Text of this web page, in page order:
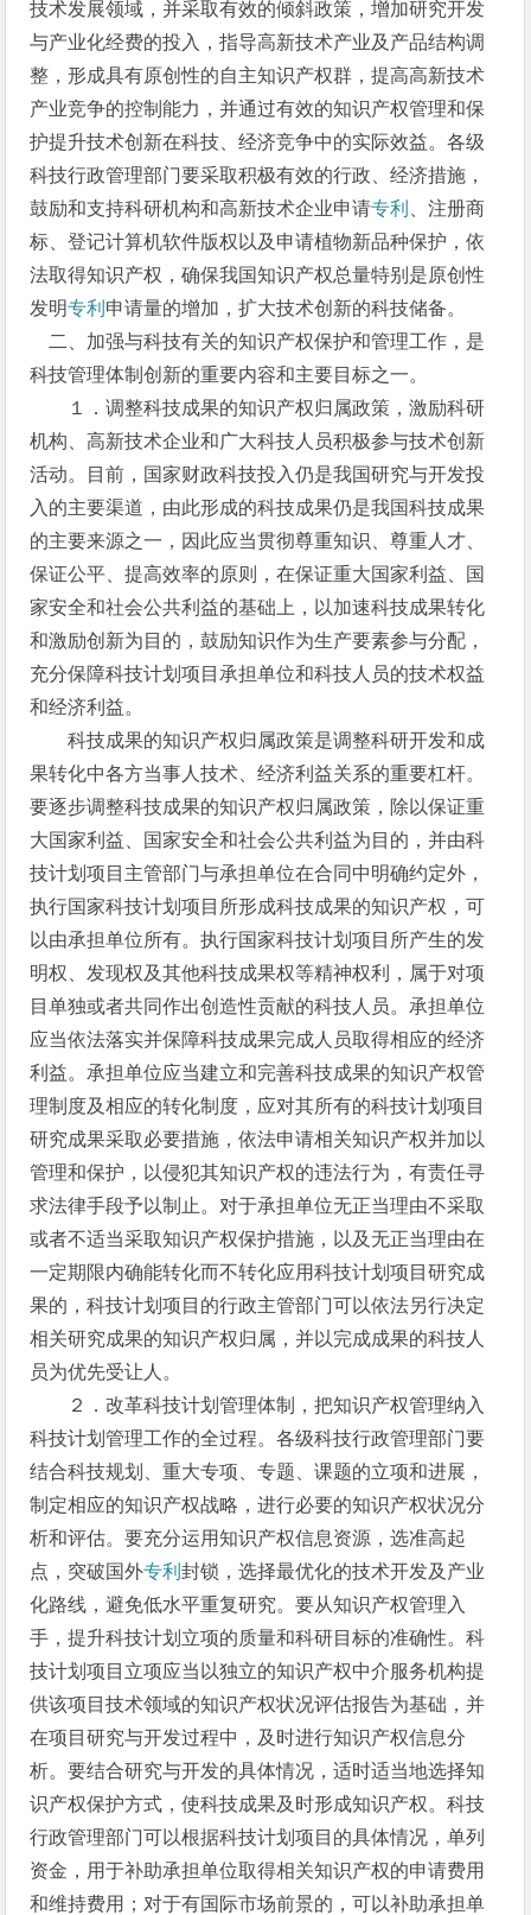
技术发展领域，并采取有效的倾斜政策，增加研究开发
与产业化经费的投入，指导高新技术产业及产品结构调
整，形成具有原创性的自主知识产权群，提高高新技术
产业竞争的控制能力，并通过有效的知识产权管理和保
护提升技术创新在科技、经济竞争中的实际效益。各级
科技行政管理部门要采取积极有效的行政、经济措施，
鼓励和支持科研机构和高新技术企业申请专利
、注册商
标、登记计算机软件版权以及申请植物新品种保护，依
法取得知识产权，确保我国知识产权总量特别是原创性
发明专利 申请量的增加，扩大技术创新的科技储备。
二、加强与科技有关的知识产权保护和管理工作，是
科技管理体制创新的重要内容和主要目标之一。
１．调整科技成果的知识产权归属政策，激励科研
机构、高新技术企业和广大科技人员积极参与技术创新
活动。目前，国家财政科技投入仍是我国研究与开发投
入的主要渠道，由此形成的科技成果仍是我国科技成果
的主要来源之一，因此应当贯彻尊重知识、尊重人才、
保证公平、提高效率的原则，在保证重大国家利益、国
家安全和社会公共利益的基础上，以加速科技成果转化
和激励创新为目的，鼓励知识作为生产要素参与分配，
充分保障科技计划项目承担单位和科技人员的技术权益
和经济利益。
科技成果的知识产权归属政策是调整科研开发和成
果转化中各方当事人技术、经济利益关系的重要杠杆。
要逐步调整科技成果的知识产权归属政策，除以保证重
大国家利益、国家安全和社会公共利益为目的，并由科
技计划项目主管部门与承担单位在合同中明确约定外，
执行国家科技计划项目所形成科技成果的知识产权，可
以由承担单位所有。执行国家科技计划项目所产生的发
明权、发现权及其他科技成果权等精神权利，属于对项
目单独或者共同作出创造性贡献的科技人员。承担单位
应当依法落实并保障科技成果完成人员取得相应的经济
利益。承担单位应当建立和完善科技成果的知识产权管
理制度及相应的转化制度，应对其所有的科技计划项目
研究成果采取必要措施，依法申请相关知识产权并加以
管理和保护，以侵犯其知识产权的违法行为，有责任寻
求法律手段予以制止。对于承担单位无正当理由不采取
或者不适当采取知识产权保护措施，以及无正当理由在
一定期限内确能转化而不转化应用科技计划项目研究成
果的，科技计划项目的行政主管部门可以依法另行决定
相关研究成果的知识产权归属，并以完成成果的科技人
员为优先受让人。
２．改革科技计划管理体制，把知识产权管理纳入
科技计划管理工作的全过程。各级科技行政管理部门要
结合科技规划、重大专项、专题、课题的立项和进展，
制定相应的知识产权战略，进行必要的知识产权状况分
析和评估。要充分运用知识产权信息资源，选准高起
点，突破国外专利封锁，选择最优化的技术开发及产业
化路线，避免低水平重复研究。要从知识产权管理入
手，提升科技计划立项的质量和科研目标的准确性。科
技计划项目立项应当以独立的知识产权中介服务机构提
供该项目技术领域的知识产权状况评估报告为基础，并
在项目研究与开发过程中，及时进行知识产权信息分
析。要结合研究与开发的具体情况，适时适当地选择知
识产权保护方式，使科技成果及时形成知识产权。科技
行政管理部门可以根据科技计划项目的具体情况，单列
资金，用于补助承担单位取得相关知识产权的申请费用
和维持费用；对于有国际市场前景的，可以补助承担单